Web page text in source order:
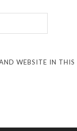
WEBSITE IN